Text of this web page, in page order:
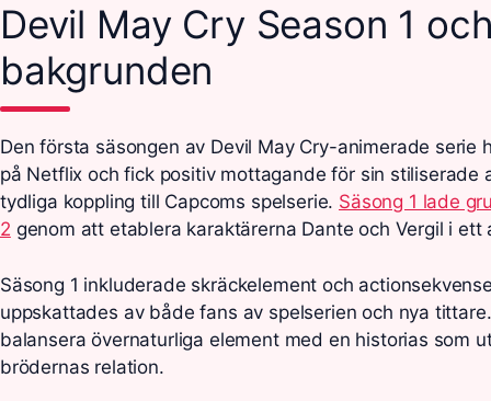
Devil May Cry Season 1
bakgrunden
Den första säsongen av Devil May Cry-animerade serie
på Netflix och fick positiv mottagande för sin stiliserade
tydliga koppling till Capcoms spelserie. Säsong 1 lade
2 genom att etablera karaktärerna Dante och Vergil i ett
Säsong 1 inkluderade skräckelement och
uppskattades av både fans av spelserien och nya
balansera övernaturliga element med en historias som
brödernas relation.